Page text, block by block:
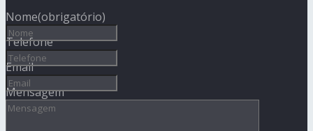
Nome(obrigatório)
Telefone
Email
Mensagem